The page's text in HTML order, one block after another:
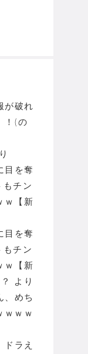
が破れ
！(の
目を奪
チン
ｗ【新
目を奪
チン
ｗ【新
より
、めち
ｗｗｗ
ドラえ